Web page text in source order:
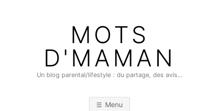
MOTS
D'MAMAN
Un blog parental/lifestyle : du partage, des avis…
Menu